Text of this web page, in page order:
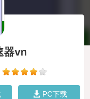
器vn
PC下载